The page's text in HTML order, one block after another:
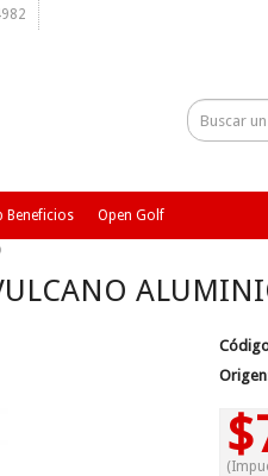
Beneficios Open Golf